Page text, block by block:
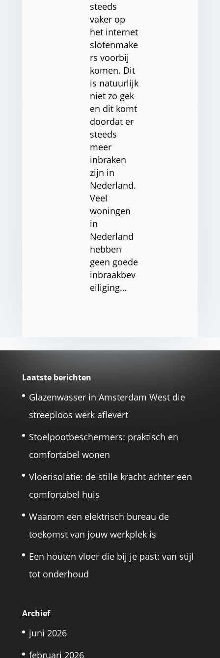
steeds
vaker op
het internet
slotenmake
rs voorbij
komen. Dit
is natuurlijk
niet zo gek
en dit komt
doordat er
steeds
meer
inbraken
zijn in
Nederland.
Veel
woningen
in
Nederland
hebben
geen goede
inbraakbev
eiliging…
Laatste berichten
Glazenwasser in Amsterdam West die
streeploos werk aflevert
Stoelpootbeschermers: praktisch en
comfortabel wonen
Vloerisolatie: de stille kracht achter een
comfortabel huis
Waarom een elektrisch bureau de
toekomst van jouw werkplek is
Een houten vloer die bij je past: van stijl
tot onderhoud
Archief
juni 2026
februari 2026